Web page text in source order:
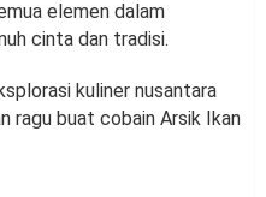
elemen dalam
cinta dan tradisi.
kuliner nusantara
ragu buat cobain Arsik Ikan